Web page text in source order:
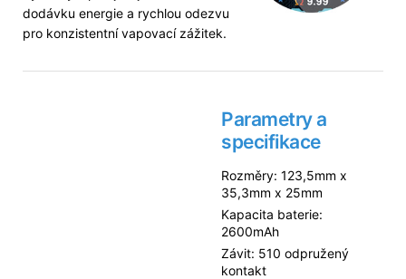
dodávku energie a rychlou odezvu
pro konzistentní vapovací zážitek.
Parametry a
specifikace
Rozměry: 123,5mm x
35,3mm x 25mm
Kapacita baterie:
2600mAh
Závit: 510 odpružený
kontakt